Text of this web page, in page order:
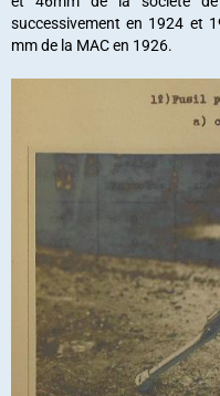
successivement en 1924 et
mm de la MAC en 1926.